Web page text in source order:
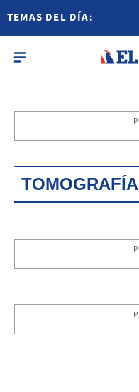
TEMAS DEL DÍA:
TOMOGRAFÍA